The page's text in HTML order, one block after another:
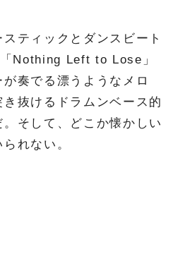
ティックとダンスビート
Nothing Left to Lose」
奏でる漂うようなメロ
抜けるドラムンベース的
そして、どこか懐かしい
れない。